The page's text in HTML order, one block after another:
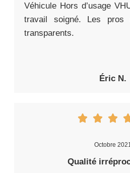
Véhicule Hors d’usage
travail soigné. Les pros
transparents.
Éric N.
Octobre 2021
Qualité